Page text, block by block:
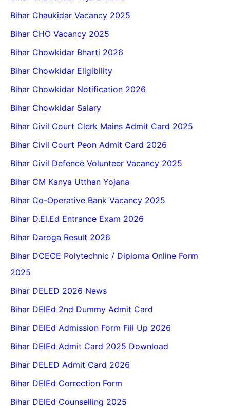
Bihar Chaukidar Vacancy 2025
Bihar CHO Vacancy 2025
Bihar Chowkidar Bharti 2026
Bihar Chowkidar Eligibility
Bihar Chowkidar Notification 2026
Bihar Chowkidar Salary
Bihar Civil Court Clerk Mains Admit Card 2025
Bihar Civil Court Peon Admit Card 2026
Bihar Civil Defence Volunteer Vacancy 2025
Bihar CM Kanya Utthan Yojana
Bihar Co-Operative Bank Vacancy 2025
Bihar D.El.Ed Entrance Exam 2026
Bihar Daroga Result 2026
Bihar DCECE Polytechnic / Diploma Online Form
2025
Bihar DELED 2026 News
Bihar DElEd 2nd Dummy Admit Card
Bihar DElEd Admission Form Fill Up 2026
Bihar DElEd Admit Card 2025 Download
Bihar DELED Admit Card 2026
Bihar DElEd Correction Form
Bihar DElEd Counselling 2025